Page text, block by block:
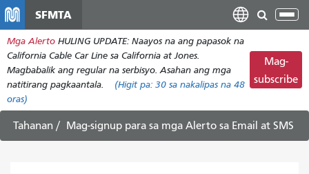
pangunahing
nilalaman
SFMTA
I-
ang
Mga Alerto HULING UPDATE: Naayos na ang papasok na
California Cable Car Line sa California at Jones.
Magbabalik ang regular na serbisyo. Asahan ang mga
natitirang pagkaantala.
(Higit pa: 30 sa nakalipas na 48
oras)
Mag-
subscribe
Tahanan Mag-signup para sa mga Alerto sa Email at SMS